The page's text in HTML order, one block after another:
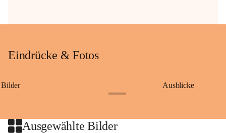
Eindrücke & Fotos
Bilder Ausblicke
Ausgewählte Bilder